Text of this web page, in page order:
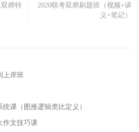
双师特
2020联考双师刷题班（视频+讲
义+笔记）
上岸班
课（图推逻辑类比定义）
作文技巧课